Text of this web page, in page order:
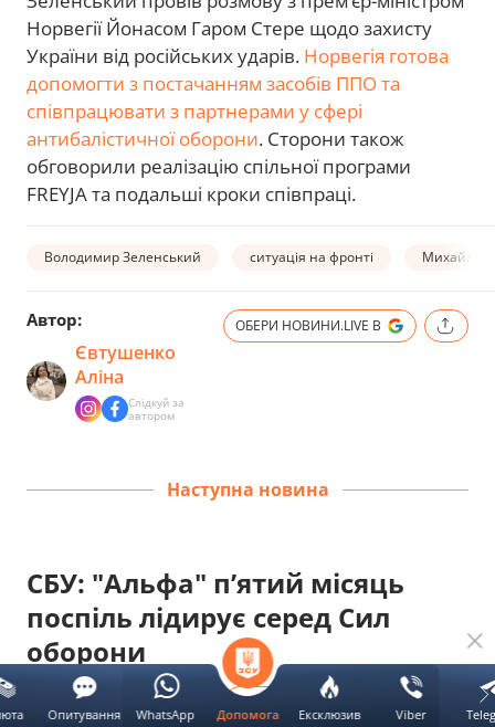
Норвегії Йонасом Гаром Стере щодо захисту
України від російських ударів. Норвегія готова
допомогти з постачанням засобів ППО та
співпрацювати з партнерами у сфері
антибалістичної оборони. Сторони також
обговорили реалізацію спільної програми
FREYJA та подальші кроки співпраці.
Володимир Зеленський ситуація на фронті Михайло
Автор:
Євтушенко
Аліна
Слідкуй за
автором
ОБЕРИ НОВИНИ.LIVE В
Наступна новина
СБУ: "Альфа" п’ятий місяць
поспіль лідирує серед Сил
оборони
RU ОБЕРИ НОВИНИ.LIVE В
Допомога Ексклюзив Viber
Опитування WhatsApp